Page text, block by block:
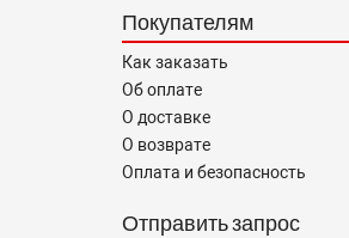
Покупателям
Как заказать
Об оплате
О доставке
О возврате
Оплата и безопасность
Отправить запрос